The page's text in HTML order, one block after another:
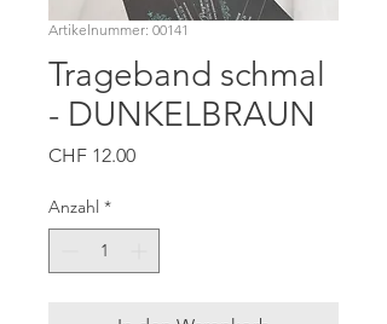
Artikelnummer: 00141
Trageband schmal
- DUNKELBRAUN
CHF 12.00Preis
Anzahl *